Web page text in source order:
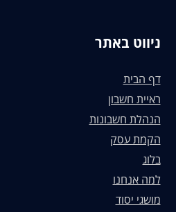
ניווט באתר
דף הבית
ראיית חשבון
הנהלת חשבונות
הקמת עסק
בלוג
למה אנחנו
מושגי יסוד